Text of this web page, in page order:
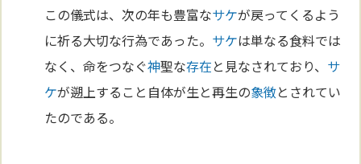
この儀式は、次の年も豊富なサケが戻ってくるよう
に祈る大切な行為であった。 サケは単なる食料では
なく、命をつなぐ神聖な存在と見なされており、 サ
ケが遡上すること自体が生と再生の象徴とされてい
たのである。